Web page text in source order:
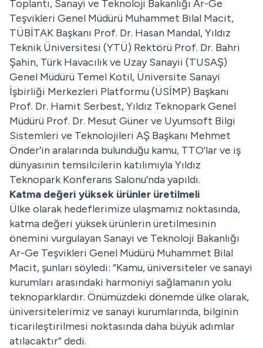
Toplantı, Sanayi ve Teknoloji Bakanlığı Ar-Ge
Teşvikleri Genel Müdürü Muhammet Bilal Macit,
TÜBİTAK Başkanı Prof. Dr. Hasan Mandal, Yıldız
Teknik Üniversitesi (YTÜ) Rektörü Prof. Dr. Bahri
Şahin, Türk Havacılık ve Uzay Sanayii (TUSAŞ)
Genel Müdürü Temel Kotil, Üniversite Sanayi
İşbirliği Merkezleri Platformu (ÜSİMP) Başkanı
Prof. Dr. Hamit Serbest, Yıldız Teknopark Genel
Müdürü Prof. Dr. Mesut Güner ve Uyumsoft Bilgi
Sistemleri ve Teknolojileri AŞ Başkanı Mehmet
Önder’in aralarında bulunduğu kamu, TTO’lar ve iş
dünyasının temsilcilerin katılımıyla Yıldız
Teknopark Konferans Salonu’nda yapıldı.
Katma değeri yüksek ürünler üretilmeli
Ülke olarak hedeflerimize ulaşmamız noktasında,
katma değeri yüksek ürünlerin üretilmesinin
önemini vurgulayan Sanayi ve Teknoloji Bakanlığı
Ar-Ge Teşvikleri Genel Müdürü Muhammet Bilal
Macit, şunları söyledi: “Kamu, üniversiteler ve sanayi
kurumları arasındaki harmoniyi sağlamanın yolu
teknoparklardır. Önümüzdeki dönemde ülke olarak,
üniversitelerimiz ve sanayi kurumlarında, bilginin
ticarileştirilmesi noktasında daha büyük adımlar
atılacaktır” dedi.